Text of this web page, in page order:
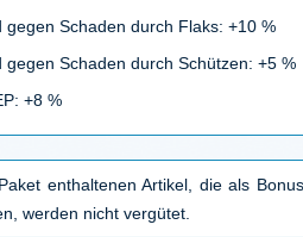
gegen Schaden durch Flaks: +10 %
gegen Schaden durch Schützen: +5 %
+8 %
enthaltenen Artikel, die als Bonus
werden nicht vergütet.